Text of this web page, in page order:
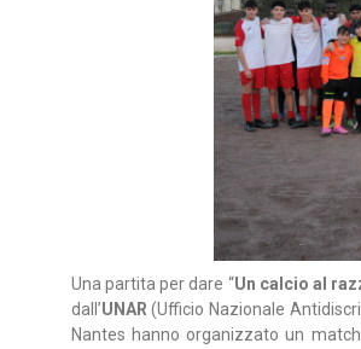
Una partita per dare “Un calcio al
dall’UNAR (Ufficio Nazionale
Nantes hanno organizzato un